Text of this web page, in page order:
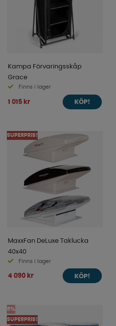
Kampa Förvaringsskåp
Grace
Finns i lager
1 015 kr KÖP!
SUPERPRIS!
MaxxFan DeLuxe Taklucka
40x40
Finns i lager
4 090 kr KÖP!
5%
SUPERPRIS!